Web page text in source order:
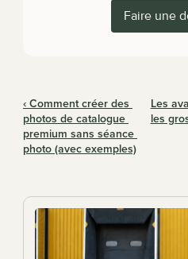
Faire une
‹ Comment créer des
photos de catalogue
premium sans séance
photo (avec exemples)
Les
les